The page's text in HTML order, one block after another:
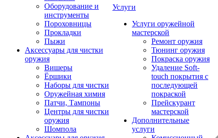
Оборудование и
инструменты
Пороховницы
Прокладки
Пыжи
Аксессуары для чистки
оружия
Вишеры
Ёршики
Наборы для чистки
Оружейная химия
Патчи, Тампоны
Центры для чистки
оружия
Шомпола
Услуги
Услуги оружейной
мастерской
Ремонт оружия
Тюнинг оружия
Покраска оружия
Удаление Soft-
touch покрытия с
последующей
покраской
Прейскурант
мастерской
Дополнительные
услуги